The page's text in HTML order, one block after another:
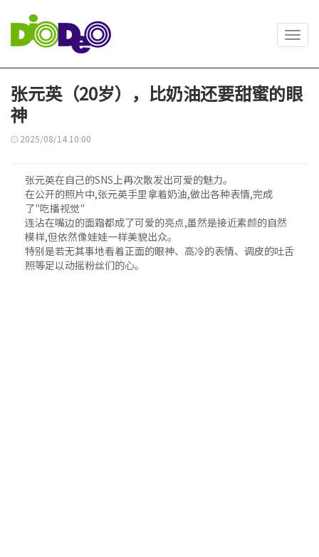
张元英（20岁），比奶油还要甜蜜的眼
神
2025/08/14 10:00
张元英在自己的SNS上再次散发出可爱的魅力。
在公开的照片中,张元英手里拿着奶油,做出各种表情,完成
了"吃播视觉"
连沾在嘴边的面霜都成了可爱的亮点,虽然是接近素颜的自然
模样,但依然像娃娃一样美貌出众。
特别是若无其事地看着正面的眼神、高冷的表情、调皮的吐舌
照等足以动摇粉丝们的心。